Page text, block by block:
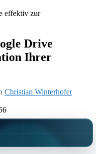
Drive
Ihrer
Christian Winterhofer